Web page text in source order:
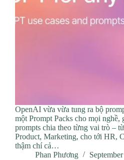
OpenAI vừa vừa tung ra bộ
một Prompt Packs cho mọi nghề,
prompts chia theo từng vai trò –
Product, Marketing, cho tới HR,
thậm chí cả…
Phan Phương